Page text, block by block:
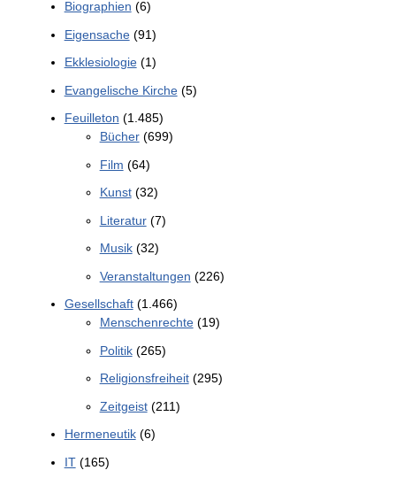
Biographien (6)
Eigensache(91)
Ekklesiologie(1)
Evangelische Kirche(5)
Feuilleton (1.485)
Bücher(699)
Film (64)
Kunst(32)
Literatur(7)
Musik(32)
Veranstaltungen (226)
Gesellschaft(1.466)
Menschenrechte(19)
Politik(265)
Religionsfreiheit(295)
Zeitgeist(211)
Hermeneutik(6)
IT(165)